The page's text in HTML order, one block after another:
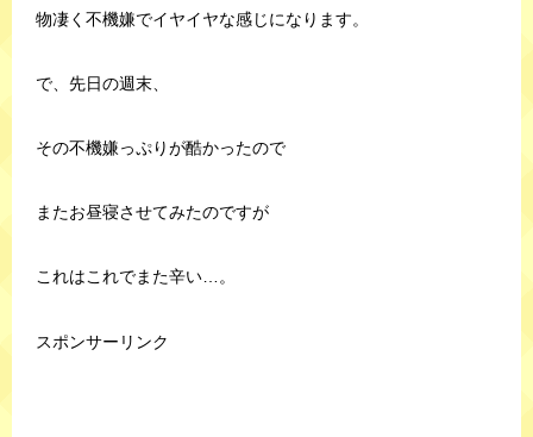
物凄く不機嫌でイヤイヤな感じになります。
で、先日の週末、
その不機嫌っぷりが酷かったので
またお昼寝させてみたのですが
これはこれでまた辛い…。
スポンサーリンク